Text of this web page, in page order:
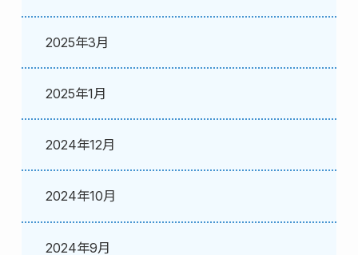
2025年3月
2025年1月
2024年12月
2024年10月
2024年9月